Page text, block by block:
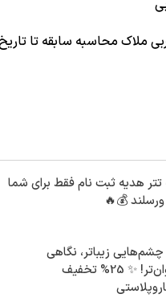
50 تتر هدیه ثبت نام فقط برای شما
💰🔥
زیباتر، نگاهی
جوان‌تر! ✨ 25% تخفیف